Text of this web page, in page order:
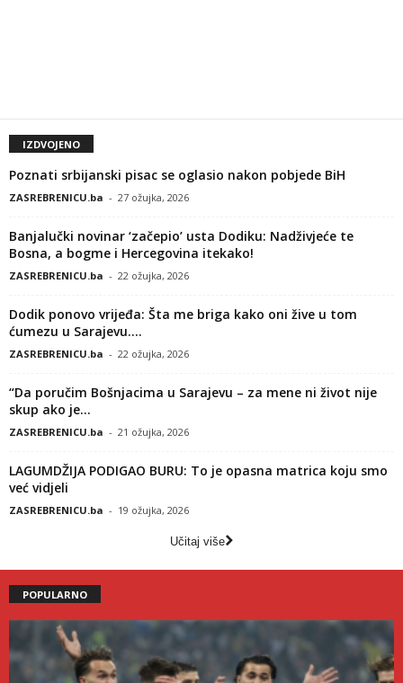
IZDVOJENO
Poznati srbijanski pisac se oglasio nakon pobjede BiH
ZASREBRENICU.ba - 27 ožujka, 2026
Banjalučki novinar ‘začepio’ usta Dodiku: Nadživjeće te
Bosna, a bogme i Hercegovina itekako!
ZASREBRENICU.ba - 22 ožujka, 2026
Dodik ponovo vrijeđa: Šta me briga kako oni žive u tom
ćumezu u Sarajevu....
ZASREBRENICU.ba - 22 ožujka, 2026
“Da poručim Bošnjacima u Sarajevu – za mene ni život nije
skup ako je...
ZASREBRENICU.ba - 21 ožujka, 2026
LAGUMDŽIJA PODIGAO BURU: To je opasna matrica koju smo
već vidjeli
ZASREBRENICU.ba - 19 ožujka, 2026
Učitaj više
POPULARNO